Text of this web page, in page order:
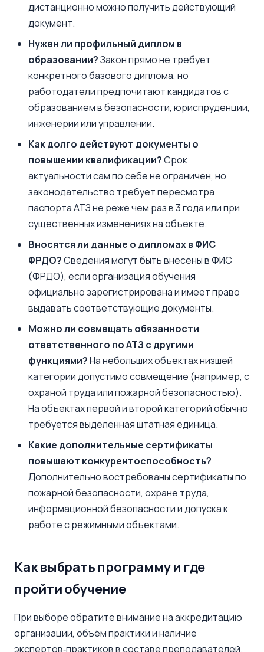
дистанционно можно получить действующий
документ.
Нужен ли профильный диплом в
образовании?Закон прямо не требует
конкретного базового диплома, но
работодатели предпочитают кандидатов с
образованием в безопасности, юриспруденции,
инженерии или управлении.
Как долго действуют документы о
повышении квалификации?Срок
актуальности сам по себе не ограничен, но
законодательство требует пересмотра
паспорта АТЗ не реже чем раз в 3 года или при
существенных изменениях на объекте.
Вносятся ли данные о дипломах в ФИС
ФРДО?Сведения могут быть внесены в ФИС
(ФРДО), если организация обучения
официально зарегистрирована и имеет право
выдавать соответствующие документы.
Можно ли совмещать обязанности
ответственного по АТЗ с другими
функциями?На небольших объектах низшей
категории допустимо совмещение (например, с
охраной труда или пожарной безопасностью).
На объектах первой и второй категорий обычно
требуется выделенная штатная единица.
Какие дополнительные сертификаты
повышают конкурентоспособность?
Дополнительно востребованы сертификаты по
пожарной безопасности, охране труда,
информационной безопасности и допуска к
работе с режимными объектами.
Как выбрать программу и где
пройти обучение
При выборе обратите внимание на аккредитацию
организации, объём практики и наличие
экспертов‑практиков в составе преподавателей.